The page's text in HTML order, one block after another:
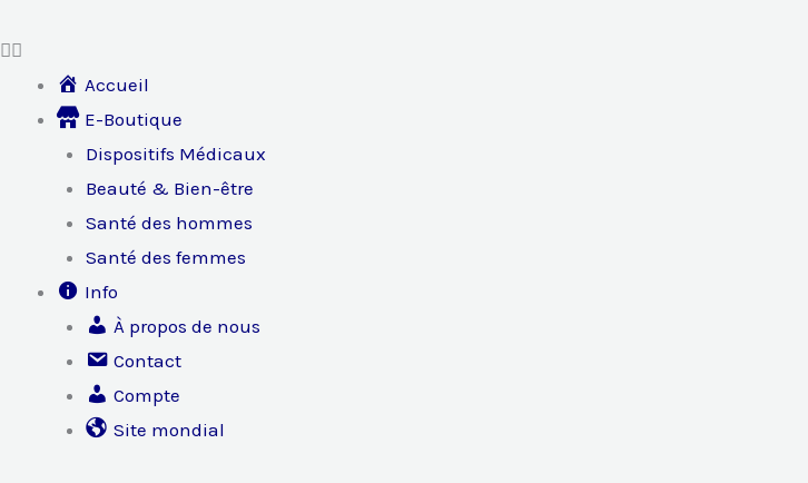
Accueil
E-Boutique
Dispositifs Médicaux
Beauté & Bien-être
Santé des hommes
Santé des femmes
Info
À propos de nous
Contact
Compte
Site mondial